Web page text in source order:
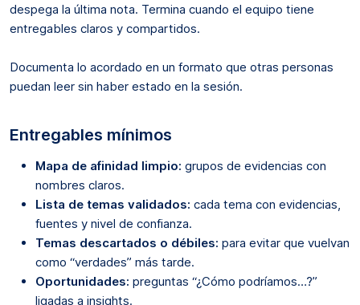
despega la última nota. Termina cuando el equipo tiene
entregables claros y compartidos.
Documenta lo acordado en un formato que otras personas
puedan leer sin haber estado en la sesión.
Entregables mínimos
Mapa de afinidad limpio: grupos de evidencias con
nombres claros.
Lista de temas validados: cada tema con evidencias,
fuentes y nivel de confianza.
Temas descartados o débiles: para evitar que vuelvan
como “verdades” más tarde.
Oportunidades: preguntas “¿Cómo podríamos…?”
ligadas a insights.